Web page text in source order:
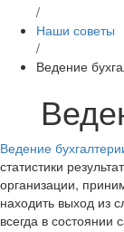
/
Наши советы
/
Ведение
Ведение
статистики
организации,
находить выход из
всегда в состоянии